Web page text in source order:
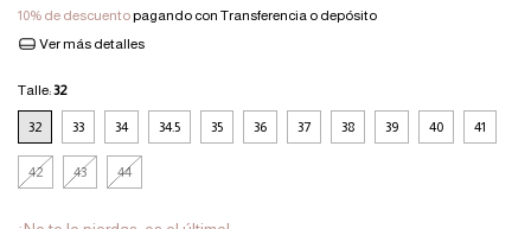
10% de descuentopagando con Transferencia o depósito
Ver más detalles
Talle:32
32 33 34 34.5 35 36 37 38 39 40 41
42 43 44